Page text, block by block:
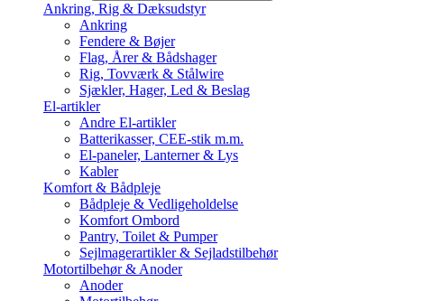
Ankring, Rig & Dæksudstyr
Ankring
Fendere & Bøjer
Flag, Årer & Bådshager
Rig, Tovværk & Stålwire
Sjækler, Hager, Led & Beslag
El-artikler
Andre El-artikler
Batterikasser, CEE-stik m.m.
El-paneler, Lanterner & Lys
Kabler
Komfort & Bådpleje
Bådpleje & Vedligeholdelse
Komfort Ombord
Pantry, Toilet & Pumper
Sejlmagerartikler & Sejladstilbehør
Motortilbehør & Anoder
Anoder